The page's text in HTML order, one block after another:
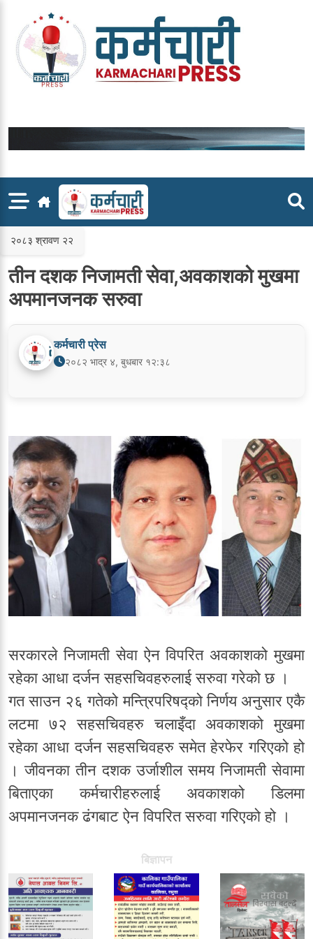
content
२०८३ श्रावण २२
तीन दशक निजामती सेवा,अवकाशको मुखमा
अपमानजनक सरुवा
कर्मचारी प्रेस
२०८२ भाद्र ४, बुधबार १२:३८
सरकारले निजामती सेवा ऐन विपरित अवकाशको मुखमा
रहेका आधा दर्जन सहसचिवहरुलाई सरुवा गरेको छ ।
गत साउन २६ गतेको मन्त्रिपरिषद्को निर्णय अनुसार एकै
लटमा ७२ सहसचिवहरु चलाइँदा अवकाशको मुखमा
रहेका आधा दर्जन सहसचिवहरु समेत हेरफेर गरिएको हो
। जीवनका तीन दशक उर्जाशील समय निजामती सेवामा
बिताएका कर्मचारीहरुलाई अवकाशको डिलमा
अपमानजनक ढंगबाट ऐन विपरित सरुवा गरिएको हो ।
बिज्ञापन